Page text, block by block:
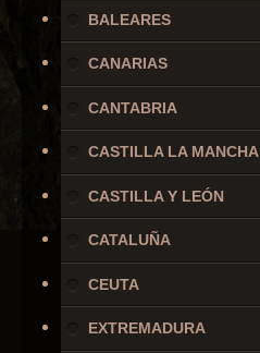
BALEARES
CANARIAS
CANTABRIA
CASTILLA LA MANCHA
CASTILLA Y LEÓN
CATALUÑA
CEUTA
EXTREMADURA